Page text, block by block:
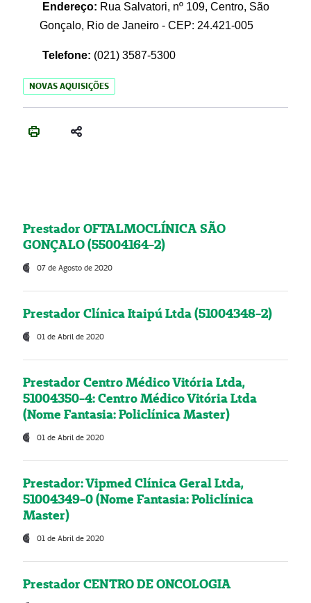
Endereço: Rua Salvatori, nº 109, Centro, São
Gonçalo, Rio de Janeiro - CEP: 24.421-005
Telefone: (021) 3587-5300
NOVAS AQUISIÇÕES
Prestador OFTALMOCLÍNICA SÃO
GONÇALO (55004164-2)
07 de Agosto de 2020
Prestador Clínica Itaipú Ltda (51004348-2)
01 de Abril de 2020
Prestador Centro Médico Vitória Ltda,
51004350-4: Centro Médico Vitória Ltda
(Nome Fantasia: Policlínica Master)
01 de Abril de 2020
Prestador: Vipmed Clínica Geral Ltda,
51004349-0 (Nome Fantasia: Policlínica
Master)
01 de Abril de 2020
Prestador CENTRO DE ONCOLOGIA